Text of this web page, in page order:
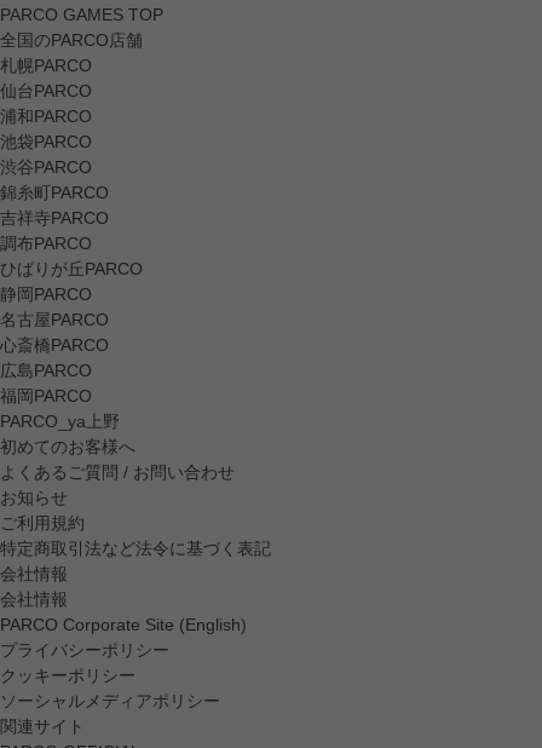
PARCO GAMES TOP
全国のPARCO店舗
札幌PARCO
仙台PARCO
浦和PARCO
池袋PARCO
渋谷PARCO
錦糸町PARCO
吉祥寺PARCO
調布PARCO
ひばりが丘PARCO
静岡PARCO
名古屋PARCO
心斎橋PARCO
広島PARCO
福岡PARCO
PARCO_ya上野
初めてのお客様へ
よくあるご質問 / お問い合わせ
お知らせ
ご利用規約
特定商取引法など法令に基づく表記
会社情報
会社情報
PARCO Corporate Site (English)
プライバシーポリシー
クッキーポリシー
ソーシャルメディアポリシー
関連サイト